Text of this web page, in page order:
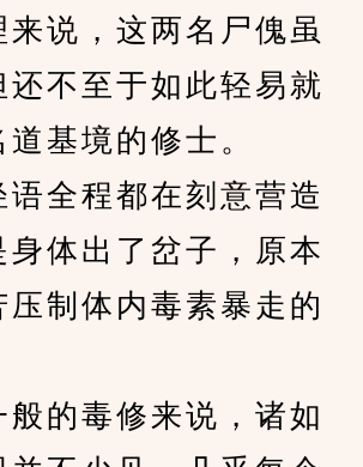
说，这两名尸傀虽
还不至于如此轻易就
基境的修士。
全程都在刻意营造
身体出了岔子，原本
制体内毒素暴走的
的毒修来说，诸如